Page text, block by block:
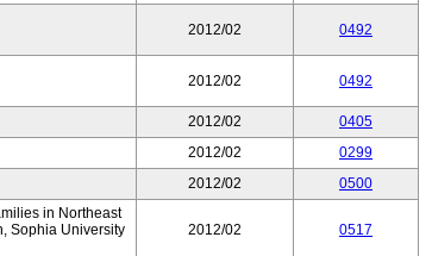
2012/02 0492
2012/02 0492
2012/02
0405
2012/02
0299
2012/02 0500
in Northeast
Sophia University
2012/02 0517